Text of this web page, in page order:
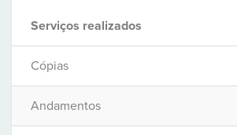
Serviços realizados
Cópias
Andamentos